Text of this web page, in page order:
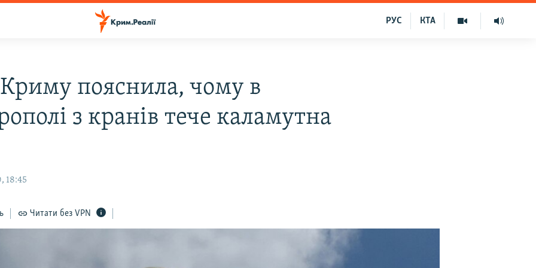
КТА
РУС
пояснила, чому в
з кранів тече каламутна
18:45
Читати без VPN